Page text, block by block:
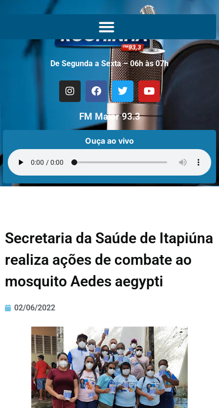
De Segunda a Sexta – 06h às 07h
FM Maior 93.3
Ouça ao vivo
Secretaria da Saúde de Itapiúna
realiza ações de combate ao
mosquito Aedes aegypti
02/06/2022